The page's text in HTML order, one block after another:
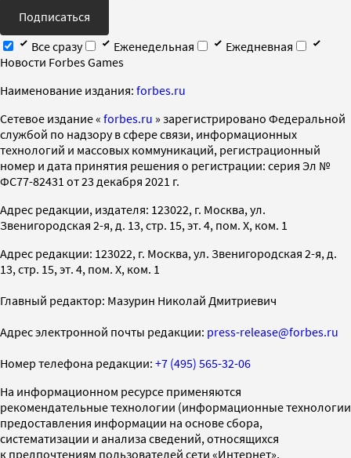
Подписаться
Все сразу
Еженедельная
Ежедневная
Новости Forbes Games
Наименование издания: forbes.ru
Cетевое издание « forbes.ru » зарегистрировано Федеральной
службой по надзору в сфере связи, информационных
технологий и массовых коммуникаций, регистрационный
номер и дата принятия решения о регистрации: серия Эл №
ФС77-82431 от 23 декабря 2021 г.
Адрес редакции, издателя: 123022, г. Москва, ул.
Звенигородская 2-я, д. 13, стр. 15, эт. 4, пом. X, ком. 1
Адрес редакции: 123022, г. Москва, ул. Звенигородская 2-я, д.
13, стр. 15, эт. 4, пом. X, ком. 1
Главный редактор: Мазурин Николай Дмитриевич
Адрес электронной почты редакции: press-release@forbes.ru
Номер телефона редакции: +7 (495) 565-32-06
На информационном ресурсе применяются
рекомендательные технологии (информационные технологии
предоставления информации на основе сбора,
систематизации и анализа сведений, относящихся
к предпочтениям пользователей сети «Интернет»,